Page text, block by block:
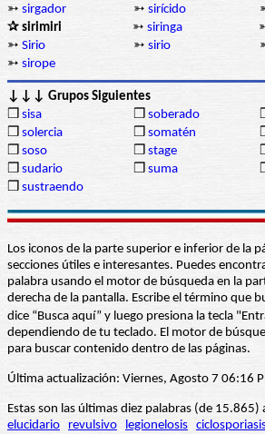
➳ sirgador ➳ sirícido
✰ sirimiri
➳ siringa
➳ Sirio ➳ sirio
➳ sirope
↓↓↓ Grupos Siguientes
❒ sisa ❒ soberado
❒ solercia ❒ somatén
❒ soso ❒ stage
❒ sudario ❒ suma
❒ sustraendo
Los iconos de la parte superior e inferior de la
secciones útiles e interesantes. Puedes
palabra usando el motor de búsqueda en la
derecha de la pantalla. Escribe el término que
dice “Busca aquí” y luego presiona la tecla
dependiendo de tu teclado. El motor de
para buscar contenido dentro de las páginas.
Última actualización: Viernes, Agosto 7 06:16
Estas son las últimas diez palabras (de 15.865)
elucidario
revulsivo legionelosis